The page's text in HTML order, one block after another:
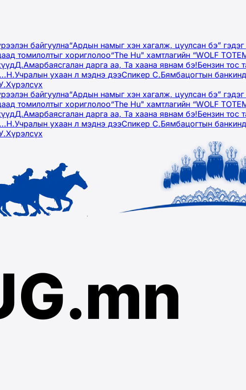
байгуулна“Ардын намыг хэн хагалж, цуулсан бэ”
томилолтыг хориглолоо“The Hu" хамтлагийн “WOLF
Д.Амарбаясгалан дарга аа, Та хаана явнам бэ!Бензин тос
Н.Учралын ухаан л мэднэ дээСпикер С.Бямбацогтын
байгуулна“Ардын намыг хэн хагалж, цуулсан бэ”
томилолтыг хориглолоо“The Hu" хамтлагийн “WOLF
Д.Амарбаясгалан дарга аа, Та хаана явнам бэ!Бензин тос
Н.Учралын ухаан л мэднэ дээСпикер С.Бямбацогтын